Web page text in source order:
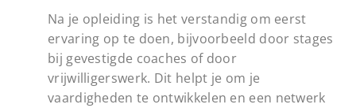
Na je opleiding is het verstandig om eerst
ervaring op te doen, bijvoorbeeld door stages
bij gevestigde coaches of door
vrijwilligerswerk. Dit helpt je om je
vaardigheden te ontwikkelen en een netwerk